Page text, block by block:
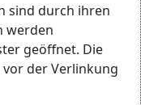
sind durch ihren
werden
geöffnet. Die
der Verlinkung